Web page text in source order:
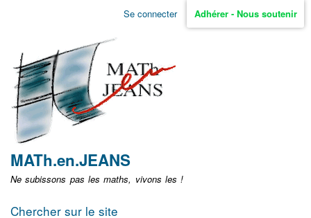
Aller
non
identifié
Se connecter Adhérer - Nous soutenir
MATh.en.JEANS
Ne subissons pas les maths, vivons les !
Chercher sur le site